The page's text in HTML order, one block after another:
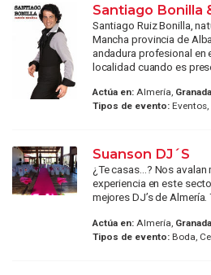
Santiago Bonilla
Santiago Ruiz Bonilla,
Mancha provincia de
andadura profesional en
localidad cuando es
Actúa en:Almería, Granada
Tipos de evento:Eventos,
Suanson DJ´S
¿Te casas…? Nos
experiencia en este
mejores DJ’s de Almería.
Actúa en:Almería, Granada
Tipos de evento:Boda,